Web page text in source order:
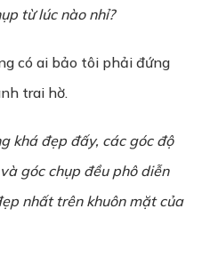
ụp từlúc nào nhỉ?
có ai bảo tôi phải đứng
trai hờ.
khá đẹp đấy, các góc độ
góc chụp đều phô diễn
ẹp nhất trên khuôn mặt của